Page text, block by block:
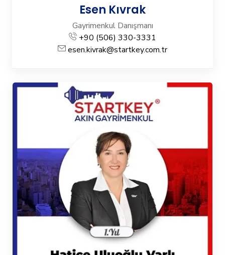
Esen Kıvrak
Gayrimenkul Danışmanı
+90 (506) 330-3331
esen.kivrak@startkey.com.tr